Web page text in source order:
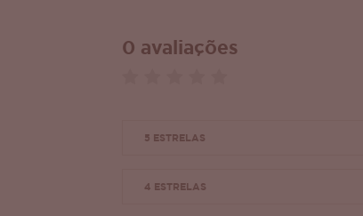
0 avaliações
5 ESTRELAS
4 ESTRELAS